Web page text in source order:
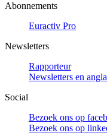
Abonnements
Euractiv Pro
Newsletters
Rapporteur
Newsletters en
Social
Bezoek ons op
Bezoek ons op